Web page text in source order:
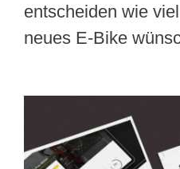
entscheiden wie
neues E-Bike